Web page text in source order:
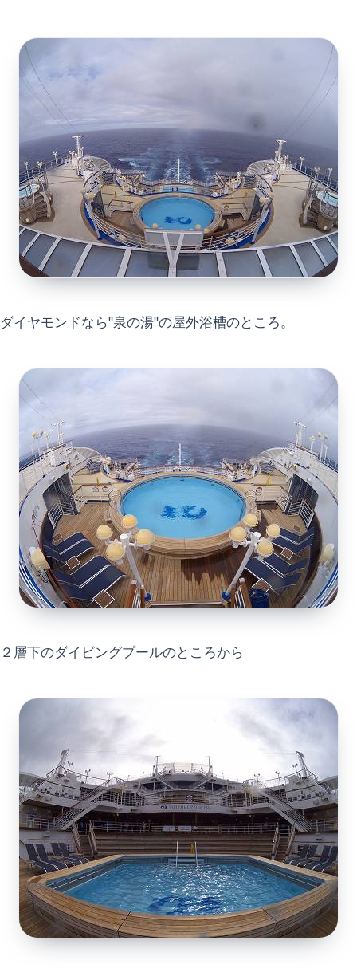
ダイヤモンドなら"泉の湯"の屋外浴槽のところ。
２層下のダイビングプールのところから